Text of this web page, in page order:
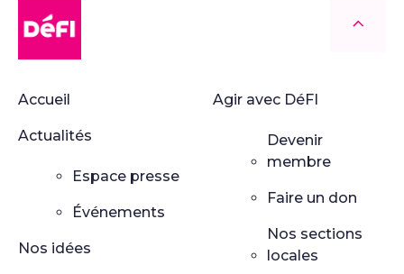
Accueil
Actualités
Espace presse
Événements
Nos idées
Agir avec DéFI
Devenir
membre
Faire un don
Nos sections
locales